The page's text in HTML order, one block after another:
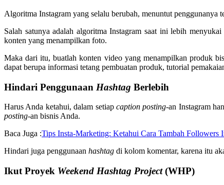
Algoritma Instagram yang selalu berubah, menuntut penggunanya
Salah satunya adalah algoritma Instagram saat ini lebih
konten yang menampilkan foto.
Maka dari itu, buatlah konten video yang menampilkan produk
dapat berupa informasi tetang pembuatan produk, tutorial
Hindari Penggunaan Hashtag Berlebih
Harus Anda ketahui, dalam setiap caption posting-an Instagram
posting-an bisnis Anda.
Baca Juga :Tips Insta-Marketing: Ketahui Cara Tambah Followers
Hindari juga penggunaan hashtag di kolom komentar, karena itu
Ikut Proyek Weekend Hashtag Project(WHP)